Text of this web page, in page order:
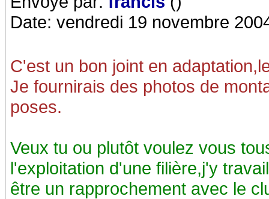
Date: vendredi 19 novembre
C'est un bon joint en
Je fournirais des photos de
poses.
Veux tu ou plutôt voulez vous
l'exploitation d'une filière,j'y
être un rapprochement avec le